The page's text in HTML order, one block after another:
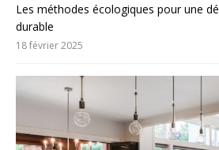
Les méthodes écologiques pour une
durable
18 février 2025